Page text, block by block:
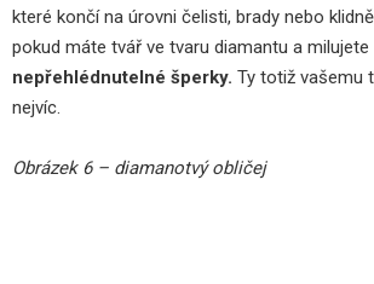
které končí na úrovni čelisti, brady nebo
pokud máte tvář ve tvaru diamantu a milujete
nepřehlédnutelné šperky. Ty totiž vašemu
nejvíc.
Obrázek 6 – diamanotvý obličej